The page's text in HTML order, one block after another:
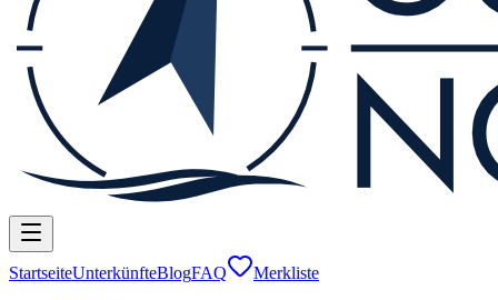
StartseiteUnterkünfteBlogFAQ
Merkliste